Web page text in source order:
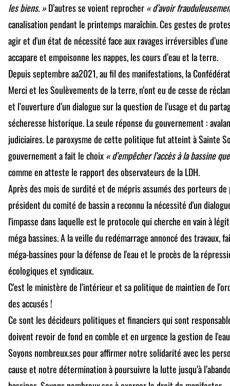
les biens. »D’autres se voient reprocher « d’avoir
canalisation pendant le printemps maraîchin. Ces gestes de
agir et d'un état de nécessité face aux ravages irréversibles
accapare et empoisonne les nappes, les cours d’eau et la terre.
Depuis septembre aa2021, au fil des manifestations, la
Merci et les Soulèvements de la terre, n’ont eu de cesse de
et l’ouverture d’un dialogue sur la question de l’usage et du
sécheresse historique. La seule réponse du gouvernement :
judiciaires. Le paroxysme de cette politique fut atteint à Sainte
gouvernement a fait le choix « d’empêcher l’accès à la bassine
comme en atteste le rapport des observateurs de la LDH.
Après des mois de surdité et de mépris assumés des porteurs
président du comité de bassin a reconnu la nécessité d'un
l'impasse dans laquelle est le protocole qui cherche en vain à
méga bassines. A la veille du redémarrage annoncé des travaux,
méga-bassines pour la défense de l'eau et le procès de la
écologiques et syndicaux.
C'est le ministère de l’intérieur et sa politique de maintien de
des accusés !
Ce sont les décideurs politiques et financiers qui sont
doivent revoir de fond en comble et en urgence la gestion de
Soyons nombreux.ses pour affirmer notre solidarité avec les
cause et notre détermination à poursuivre la lutte jusqu’à